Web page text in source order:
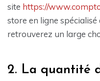
site https://
store en ligne
retrouverez un large
2. La quantité